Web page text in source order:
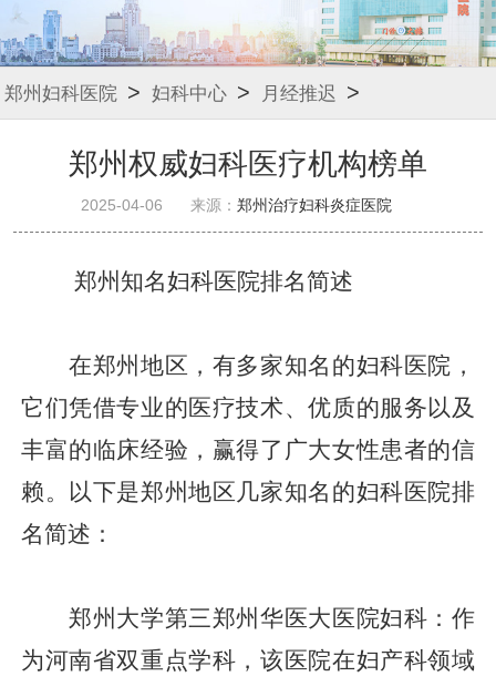
郑州妇科医院 > 妇科中心 > 月经推迟 >
郑州权威妇科医疗机构榜单
2025-04-06 来源： 郑州治疗妇科炎症医院
郑州知名妇科医院排名简述
在郑州地区，有多家知名的妇科医院，
它们凭借专业的医疗技术、优质的服务以及
丰富的临床经验，赢得了广大女性患者的信
赖。以下是郑州地区几家知名的妇科医院排
名简述：
郑州大学第三郑州华医大医院妇科：作
为河南省双重点学科，该医院在妇产科领域